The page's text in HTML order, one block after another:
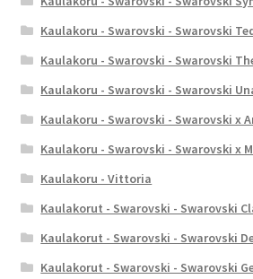
Kaulakoru - Swarovski - Swarovski
Kaulakoru - Swarovski - Swarovski
Kaulakoru - Swarovski - Swarovski
Kaulakoru - Swarovski - Swarovski x
Kaulakoru - Swarovski - Swarovski x
Kaulakoru - Vittoria
Kaulakorut - Swarovski - Swarovski
Kaulakorut - Swarovski - Swarovski
Kaulakorut - Swarovski - Swarovski